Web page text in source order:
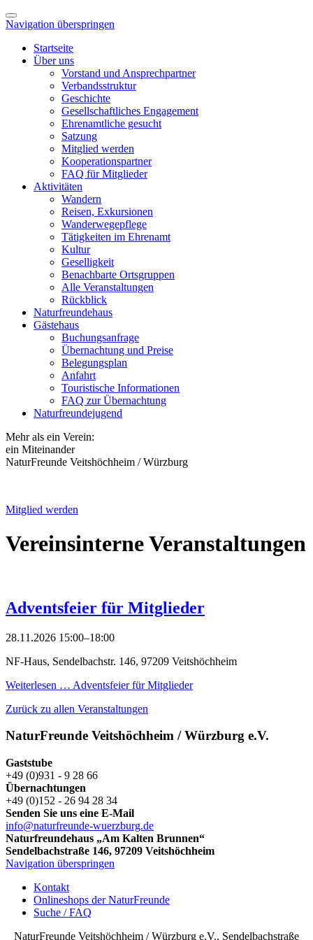
Navigation überspringen
Startseite
Über uns
Vorstand und Ansprechpartner
Verbandsstruktur
Geschichte
Gesellschaftliches Engagement
Ehrenamtliche gesucht
Satzung
Mitglied werden
Kooperationspartner
FAQ für Mitglieder
Aktivitäten
Wandern
Reisen, Exkursionen
Wanderwegepflege
Tätigkeiten im Ehrenamt
Kultur
Geselligkeit
Benachbarte Ortsgruppen
Alle Veranstaltungen
Rückblick
Naturfreundehaus
Gästehaus
Buchungsanfrage
Übernachtung und Preise
Belegungsplan
Anfahrt
Touristische Informationen
FAQ zur Übernachtung
Naturfreundejugend
Mehr als ein Verein:
ein Miteinander
NaturFreunde Veitshöchheim / Würzburg
Mitglied werden
Vereinsinterne Veranstaltungen
Adventsfeier für Mitglieder
28.11.2026 15:00–18:00
NF-Haus, Sendelbachstr. 146, 97209 Veitshöchheim
Weiterlesen … Adventsfeier für Mitglieder
Zurück zu allen Veranstaltungen
NaturFreunde Veitshöchheim / Würzburg e.V.
Gaststube
+49 (0)931 - 9 28 66
Übernachtungen
+49 (0)152 - 26 94 28 34
Senden Sie uns eine E-Mail
info@naturfreunde-wuerzburg.de
Naturfreundehaus „Am Kalten Brunnen“
Sendelbachstraße 146, 97209 Veitshöchheim
Navigation überspringen
Kontakt
Onlineshops der NaturFreunde
Suche / FAQ
NaturFreunde Veitshöchheim / Würzburg e.V., Sendelbachstraße